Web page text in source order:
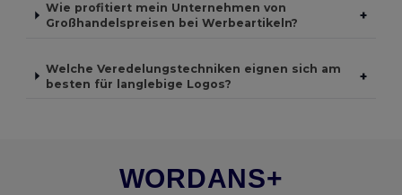
Wie profitiert mein Unternehmen von
Großhandelspreisen bei Werbeartikeln?
+
Welche Veredelungstechniken eignen sich am
besten für langlebige Logos?
+
WORDANS+